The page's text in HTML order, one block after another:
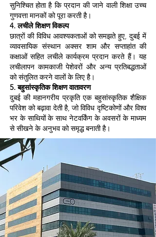
सुनिश्चित होता है कि प्रदान की जाने वाली शिक्षा उच्च
गुणवत्ता मानकों को पूरा करती है।
4. लचीले शिक्षण विकल्प
छात्रों की विविध आवश्यकताओं को समझते हुए, दुबई में
व्यावसायिक संस्थान अक्सर शाम और सप्ताहांत की
कक्षाओं सहित लचीले कार्यक्रम प्रदान करते हैं। यह
लचीलापन कामकाजी पेशेवरों और अन्य प्रतिबद्धताओं
को संतुलित करने वालों के लिए है।
5. बहुसांस्कृतिक शिक्षण वातावरण
दुबई की महानगरीय प्रकृति एक बहुसांस्कृतिक शैक्षिक
परिवेश को बढ़ावा देती है, जो विविध दृष्टिकोणों और विश्व
भर के साथियों के साथ नेटवर्किंग के अवसरों के माध्यम
से सीखने के अनुभव को समृद्ध बनाती है।